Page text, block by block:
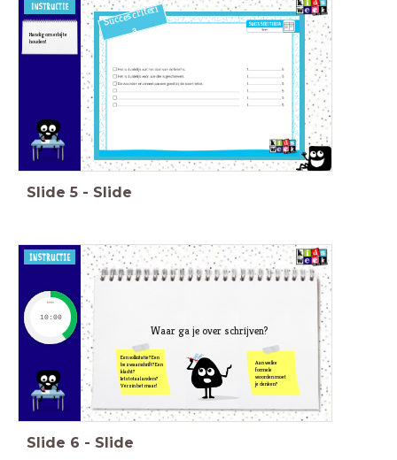
Handig om erbij te
houden!
Succescriteri
a
Slide 5 - Slide
Waar ga je over schrijven?
Aan welke
formele
woorden moet
je denken?
Een sollicitatie? Een
bezwaarschrift? Een
klacht?
Iets totaal anders?
Verzin het maar!
timer
10:00
Slide 6 - Slide